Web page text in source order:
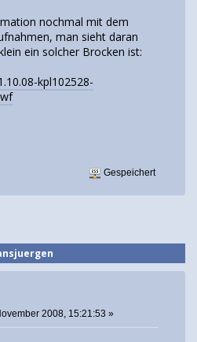
nochmal mit dem
man sieht daran
ein solcher Brocken ist:
kpl102528-
Gespeichert
2008, 15:21:53 »